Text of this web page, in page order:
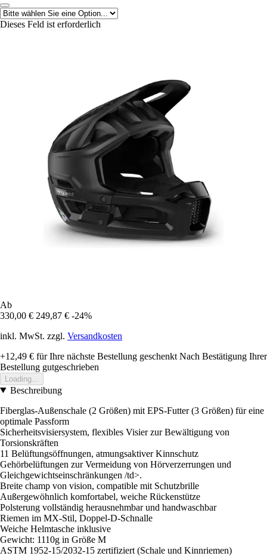
Dieses Feld ist erforderlich
Ab
330,00 € 249,87 € -24%
inkl. MwSt. zzgl. Versandkosten
+12,49 € für Ihre nächste Bestellung geschenkt Nach Bestätigung Ihrer
Bestellung gutgeschrieben
Loading...
Beschreibung
Fiberglas-Außenschale (2 Größen) mit EPS-Futter (3 Größen) für eine
optimale Passform
Sicherheitsvisiersystem, flexibles Visier zur Bewältigung von
Torsionskräften
11 Belüftungsöffnungen, atmungsaktiver Kinnschutz
Gehörbelüftungen zur Vermeidung von Hörverzerrungen und
Gleichgewichtseinschränkungen /td>.
Breite champ von vision, compatible mit Schutzbrille
Außergewöhnlich komfortabel, weiche Rückenstütze
Polsterung vollständig herausnehmbar und handwaschbar
Riemen im MX-Stil, Doppel-D-Schnalle
Weiche Helmtasche inklusive
Gewicht: 1110g in Größe M
ASTM 1952-15/2032-15 zertifiziert (Schale und Kinnriemen)